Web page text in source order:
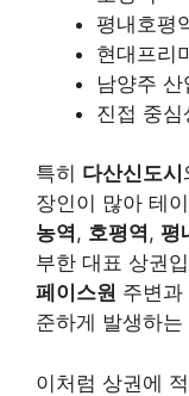
평내호평
현대프리
남양주 산
진접 중심
특히 다산신도시
장인이 많아 테
농역, 호평역, 평
부한 대표 상권
페이스원 주변
준하게 발생하
이처럼 상권에